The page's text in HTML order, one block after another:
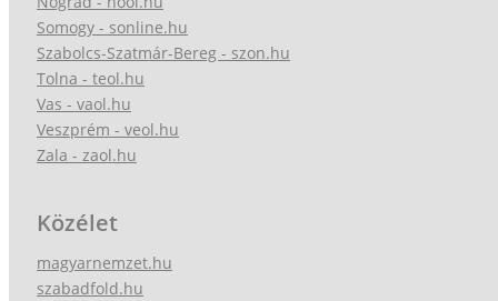
Somogy - sonline.hu
Szabolcs-Szatmár-Bereg - szon.hu
Tolna - teol.hu
Vas - vaol.hu
Veszprém - veol.hu
Zala - zaol.hu
Közélet
magyarnemzet.hu
szabadfold.hu